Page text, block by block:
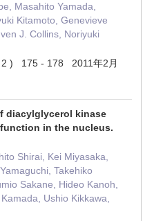
Masahito Yamada,
Kitamoto, Genevieve
J. Collins, Noriyuki
2 ) 175 - 178 2011年2月
diacylglycerol kinase
in the nucleus.
Shirai, Kei Miyasaka,
Takehiko
Sakane, Hideo Kanoh,
Ushio Kikkawa,